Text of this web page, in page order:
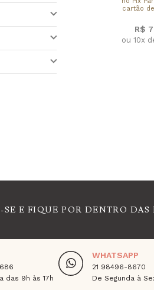
cartão
R$
ou 10x
SE E FIQUE POR DENTRO
das 9h às 17h
WHATSAPP
21 98496-8670
De Segunda à